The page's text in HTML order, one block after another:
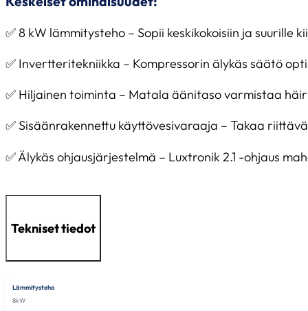
✅ 8 kW lämmitysteho – Sopii keskikokoisiin ja
✅ Invertteritekniikka – Kompressorin älykäs säätö
✅ Hiljainen toiminta – Matala äänitaso varmistaa
✅ Sisäänrakennettu käyttövesivaraaja – Takaa
✅ Älykäs ohjausjärjestelmä – Luxtronik 2.1 -ohjaus
Tekniset tiedot
Lämmitysteho
8kW